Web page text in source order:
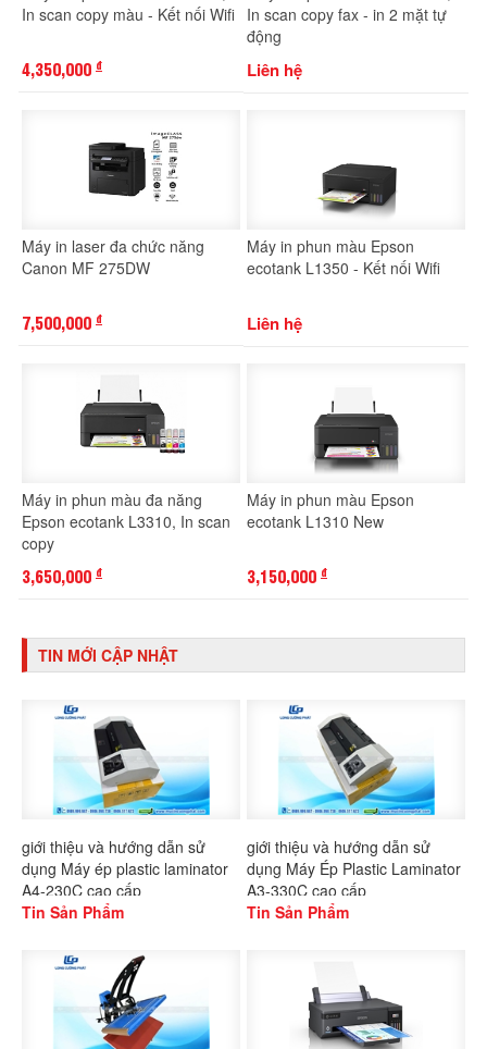
In scan copy màu - Kết nối Wifi
4,350,000 đ
In scan copy fax - in 2 mặt tự
động
Liên hệ
Máy in laser đa chức năng
Canon MF 275DW
7,500,000 đ
Máy in phun màu Epson
ecotank L1350 - Kết nối Wifi
Liên hệ
Máy in phun màu đa năng
Epson ecotank L3310, In scan
copy
3,650,000 đ
Máy in phun màu Epson
ecotank L1310 New
3,150,000 đ
TIN MỚI CẬP NHẬT
giới thiệu và hướng dẫn sử
dụng Máy ép plastic laminator
A4-230C cao cấp
Tin Sản Phẩm
giới thiệu và hướng dẫn sử
dụng Máy Ép Plastic Laminator
A3-330C cao cấp
Tin Sản Phẩm